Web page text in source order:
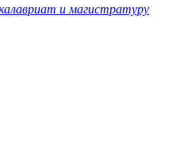
и магистратуру